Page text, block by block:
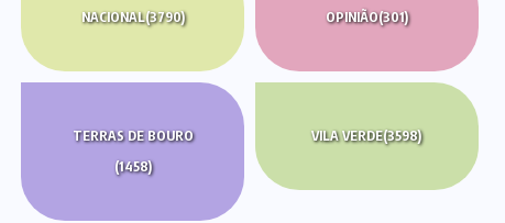
NACIONAL(3790) OPINIÃO(301)
TERRAS DE BOURO
(1458)
VILA VERDE(3598)